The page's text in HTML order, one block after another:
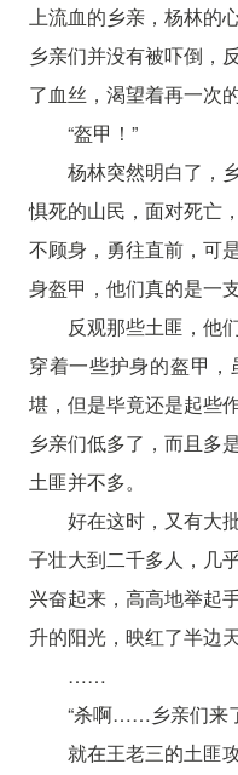
上流血的乡亲，杨林的
乡亲们并没有被吓倒，
了血丝，渴望着再一次的
“盔甲！”
杨林突然明白了，
惧死的山民，面对死亡
不顾身，勇往直前，可
身盔甲，他们真的是一支
反观那些土匪，他
穿着一些护身的盔甲
堪，但是毕竟还是起些
乡亲们低多了，而且多
土匪并不多。
好在这时，又有大
子壮大到二千多人，几
兴奋起来，高高地举起
升的阳光，映红了半边天
……
“杀啊……乡亲们来
就在王老三的土匪